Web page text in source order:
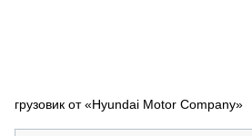
СПЕЦПРОЕКТЫ
грузовик от «Hyundai Motor Company»